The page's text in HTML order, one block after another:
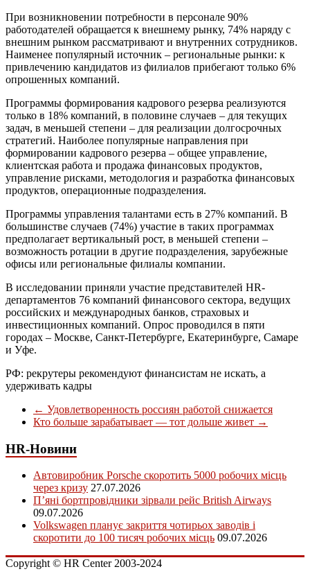
При возникновении потребности в персонале 90%
работодателей обращается к внешнему рынку, 74% наряду с
внешним рынком рассматривают и внутренних сотрудников.
Наименее популярный источник – региональные рынки: к
привлечению кандидатов из филиалов прибегают только 6%
опрошенных компаний.
Программы формирования кадрового резерва реализуются
только в 18% компаний, в половине случаев – для текущих
задач, в меньшей степени – для реализации долгосрочных
стратегий. Наиболее популярные направления при
формировании кадрового резерва – общее управление,
клиентская работа и продажа финансовых продуктов,
управление рисками, методология и разработка финансовых
продуктов, операционные подразделения.
Программы управления талантами есть в 27% компаний. В
большинстве случаев (74%) участие в таких программах
предполагает вертикальный рост, в меньшей степени –
возможность ротации в другие подразделения, зарубежные
офисы или региональные филиалы компании.
В исследовании приняли участие представителей HR-
департаментов 76 компаний финансового сектора, ведущих
российских и международных банков, страховых и
инвестиционных компаний. Опрос проводился в пяти
городах – Москве, Санкт-Петербурге, Екатеринбурге, Самаре
и Уфе.
РФ: рекрутеры рекомендуют финансистам не искать, а
удерживать кадры
← Удовлетворенность россиян работой снижается
Кто больше зарабатывает — тот дольше живет →
HR-Новини
Автовиробник Porsche скоротить 5000 робочих місць
через кризу 27.07.2026
П’яні бортпровідники зірвали рейс British Airways
09.07.2026
Volkswagen планує закриття чотирьох заводів і
скоротити до 100 тисяч робочих місць 09.07.2026
Copyright © HR Center 2003-2024